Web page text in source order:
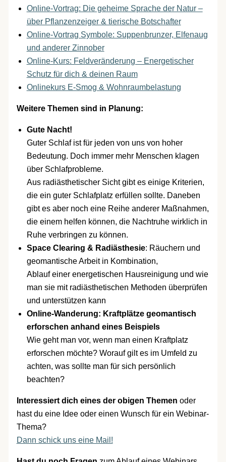
Online-Vortrag: Die geheime Sprache der Natur –
über Pflanzenzeiger & tierische Botschafter
Online-Vortrag Symbole: Suppenbrunzer, Elfenaug
und anderer Zinnober
Online-Kurs: Feldveränderung – Energetischer
Schutz für dich & deinen Raum
Onlinekurs E‑Smog & Wohnraumbelastung
Weitere Themen sind in Planung:
Gute Nacht!
Guter Schlaf ist für jeden von uns von hoher
Bedeutung. Doch immer mehr Menschen klagen
über Schlafprobleme.
Aus radiästhetischer Sicht gibt es einige Kriterien,
die ein guter Schlafplatz erfüllen sollte. Daneben
gibt es aber noch eine Reihe anderer Maßnahmen,
die einem helfen können, die Nachtruhe wirklich in
Ruhe verbringen zu können.
Space Clearing & Radiästhesie: Räuchern und
geomantische Arbeit in Kombination,
Ablauf einer energetischen Hausreinigung und wie
man sie mit radiästhetischen Methoden überprüfen
und unterstützen kann
Online-Wanderung: Kraftplätze geomantisch
erforschen anhand eines Beispiels
Wie geht man vor, wenn man einen Kraftplatz
erforschen möchte? Worauf gilt es im Umfeld zu
achten, was sollte man für sich persönlich
beachten?
Interessiert dich eines der obigen Themen oder
hast du eine Idee oder einen Wunsch für ein Webinar-
Thema?
Dann schick uns eine Mail!